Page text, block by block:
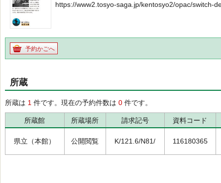
https://www2.tosyo-saga.jp/kentosyo2/opac/switch-
予約かごへ
所蔵
所蔵は 1 件です。現在の予約件数は 0 件です。
所蔵館 所蔵場所 請求記号 資料コード
県立（本館） 公開閲覧 K/121.6/N81/ 116180365